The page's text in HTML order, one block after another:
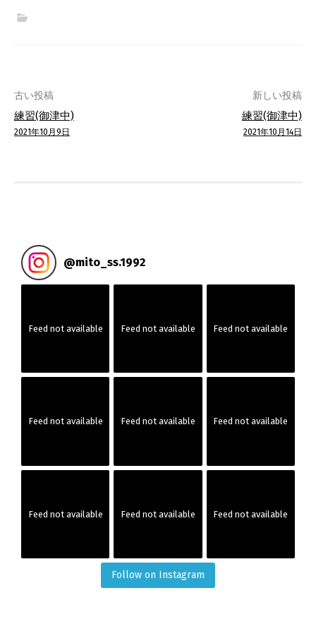
投
稿
ー
シ
ョ
古い投稿
練習(御津中)
2021年10月9日
新しい投稿
練習(御津中)
2021年10月14日
@mito_ss.1992
Feed not available Feed not available Feed not available
Feed not available Feed not available Feed not available
Feed not available Feed not available Feed not available
Follow on Instagram